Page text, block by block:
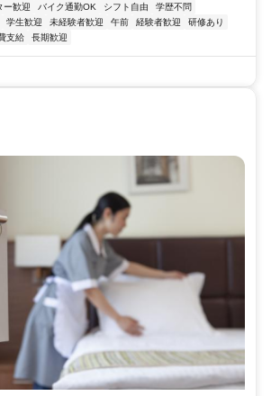
ー歓迎 バイク通勤OK シフト自由
学歴不問
学生歓迎 未経験者歓迎 午前 経験者歓迎
研修あり
支給 長期歓迎